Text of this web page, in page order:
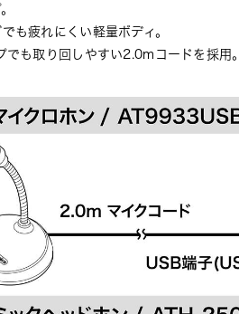
も疲れにくい軽量ボディ。
でも取り回しやすい2.0mコードを採用。